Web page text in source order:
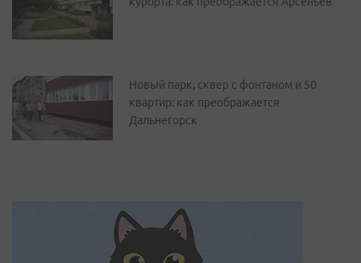
Новый парк, сквер с фонтаном и 50
квартир: как преображается
Дальнегорск